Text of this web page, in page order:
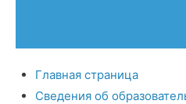
Главная страница
Сведения об